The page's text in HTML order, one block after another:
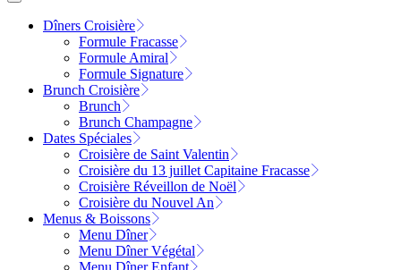
Dîners Croisière
Formule Fracasse
Formule Amiral
Formule Signature
Brunch Croisière
Brunch
Brunch Champagne
Dates Spéciales
Croisière de Saint Valentin
Croisière du 13 juillet Capitaine Fracasse
Croisière Réveillon de Noël
Croisière du Nouvel An
Menus & Boissons
Menu Dîner
Menu Dîner Végétal